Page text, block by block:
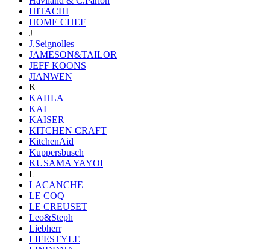
HITACHI
HOME CHEF
J
J.Seignolles
JAMESON&TAILOR
JEFF KOONS
JIANWEN
K
KAHLA
KAI
KAISER
KITCHEN CRAFT
KitchenAid
Kuppersbusch
KUSAMA YAYOI
L
LACANCHE
LE COQ
LE CREUSET
Leo&Steph
Liebherr
LIFESTYLE